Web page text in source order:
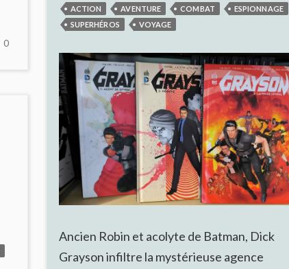
0NO
COMMENTS
ACTION AVENTURE COMBAT
ESPIONNAGE
SUPERHÉROS
VOYAGE
Ancien Robin et acolyte de Batman, Dick
Grayson infiltre la mystérieuse agence